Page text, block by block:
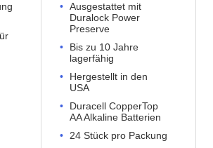
Ausgestattet mit
Duralock Power
Preserve
Bis zu 10 Jahre
lagerfähig
Hergestellt in den
USA
Duracell CopperTop
AA Alkaline Batterien
24 Stück pro Packung